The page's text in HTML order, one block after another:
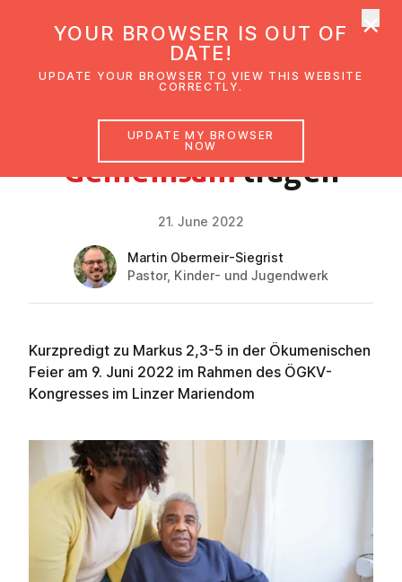
Gemeinsamtragen
FAITH IMPULSE
21. June 2022
Martin Obermeir-Siegrist
Pastor, Kinder- und Jugendwerk
Kurzpredigt zu Markus 2,3-5 in der Ökumenischen
Feier am 9. Juni 2022 im Rahmen des ÖGKV-
Kongresses im Linzer Mariendom
YOUR BROWSER IS OUT OF
DATE!
UPDATE YOUR BROWSER TO VIEW THIS WEBSITE
CORRECTLY.
UPDATE MY BROWSER
NOW
×